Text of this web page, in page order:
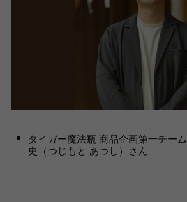
タイガー魔法瓶 商品企画第一チー
史（つじもと あつし）さん